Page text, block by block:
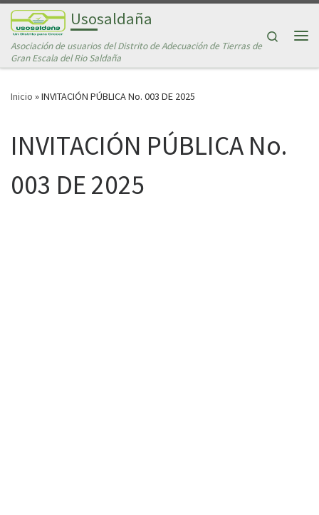
Saltar al contenidoUsosaldaña
Asociación de usuarios del Distrito de Adecuación de Tierras de
Gran Escala del Rio Saldaña
Search
Inicio »INVITACIÓN PÚBLICA No. 003 DE 2025
INVITACIÓN PÚBLICA No.
003 DE 2025